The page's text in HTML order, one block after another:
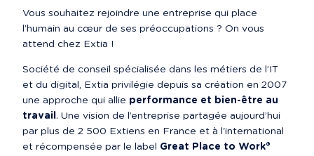
Vous souhaitez rejoindre une entreprise qui place
l’humain au cœur de ses préoccupations ? On vous
attend chez Extia !
Société de conseil spécialisée dans les métiers de l’IT
et du digital, Extia privilégie depuis sa création en 2007
une approche qui allie performance et bien-être au
travail. Une vision de l’entreprise partagée aujourd’hui
par plus de 2 500 Extiens en France et à l'international
et récompensée par le label Great Place to Work®